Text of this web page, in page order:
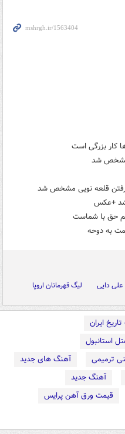
کار بزرگی است
مشخص شد
رفتن قلعه نویی مشخص شد
شد +عکس
حق با شماست
به دوحه
علی دایی لیگ قهرمانان اروپا
ایران
استانبول
ترمیمی
آهنگ های جدید
آهنگ جدید
قیمت ورق آهن پرایس